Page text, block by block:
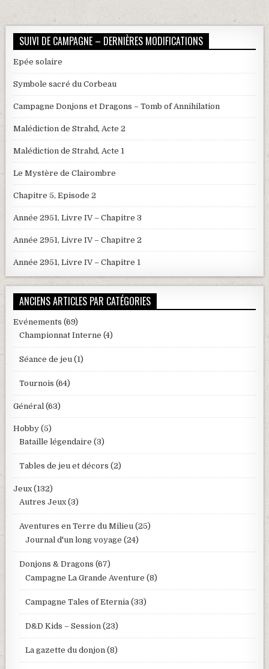
SUIVI DE CAMPAGNE – DERNIÈRES MODIFICATIONS
Epée solaire
Symbole sacré du Corbeau
Campagne Donjons et Dragons – Tomb of Annihilation
Malédiction de Strahd, Acte 2
Malédiction de Strahd, Acte 1
Le Mystère de Clairombre
Chapitre 5, Episode 2
Année 2951, Livre IV – Chapitre 3
Année 2951, Livre IV – Chapitre 2
Année 2951, Livre IV – Chapitre 1
ANCIENS ARTICLES PAR CATÉGORIES
Evénements (69)
Championnat Interne (4)
Séance de jeu (1)
Tournois (64)
Général (63)
Hobby (5)
Bataille légendaire (3)
Tables de jeu et décors (2)
Jeux(132)
Autres Jeux(3)
Aventures en Terre du Milieu (25)
Journal d'un long voyage (24)
Donjons & Dragons (67)
Campagne La Grande Aventure (8)
Campagne Tales of Eternia (33)
D&D Kids – Session (23)
La gazette du donjon (8)